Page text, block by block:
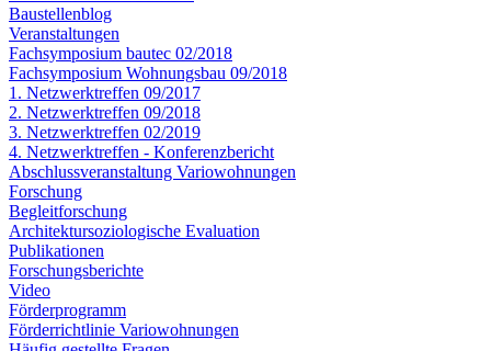
Baustellenblog
Veranstaltungen
Fachsymposium bautec 02/2018
Fachsymposium Wohnungsbau 09/2018
1. Netzwerktreffen 09/2017
2. Netzwerktreffen 09/2018
3. Netzwerktreffen 02/2019
4. Netzwerktreffen - Konferenzbericht
Abschlussveranstaltung Variowohnungen
Forschung
Begleitforschung
Architektursoziologische Evaluation
Publikationen
Forschungsberichte
Video
Förderprogramm
Förderrichtlinie Variowohnungen